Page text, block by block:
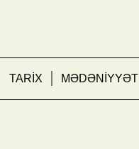
TARİX MƏDƏNİYYƏT